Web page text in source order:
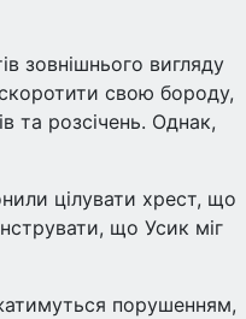
зовнішнього вигляду
свою бороду,
та розсічень. Однак,
цілувати хрест, що
що Усик міг
порушенням,